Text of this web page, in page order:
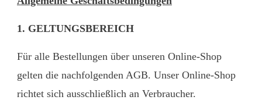
1. GELTUNGSBEREICH
Für alle Bestellungen über unseren Online-Shop
gelten die nachfolgenden AGB. Unser Online-Shop
richtet sich ausschließlich an Verbraucher.